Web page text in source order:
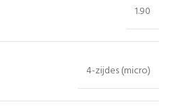
1.90
4-zijdes (micro)